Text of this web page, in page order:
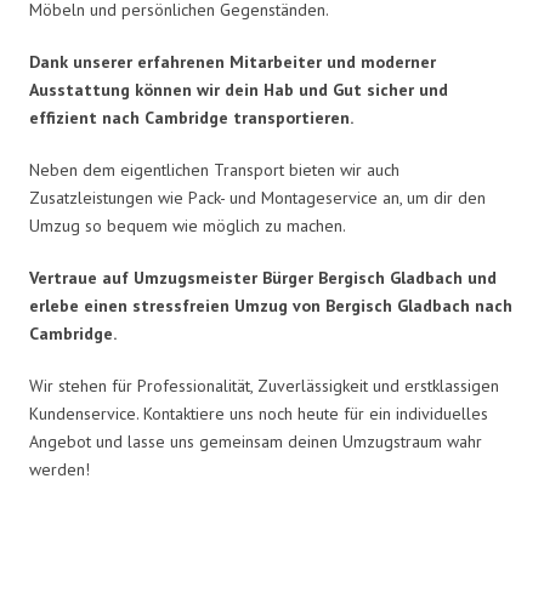
Möbeln und persönlichen Gegenständen.
Dank unserer erfahrenen Mitarbeiter und moderner
Ausstattung können wir dein Hab und Gut sicher und
effizient nach Cambridge transportieren.
Neben dem eigentlichen Transport bieten wir auch
Zusatzleistungen wie Pack- und Montageservice an, um dir den
Umzug so bequem wie möglich zu machen.
Vertraue auf Umzugsmeister Bürger Bergisch Gladbach und
erlebe einen stressfreien Umzug von Bergisch Gladbach nach
Cambridge.
Wir stehen für Professionalität, Zuverlässigkeit und erstklassigen
Kundenservice. Kontaktiere uns noch heute für ein individuelles
Angebot und lasse uns gemeinsam deinen Umzugstraum wahr
werden!